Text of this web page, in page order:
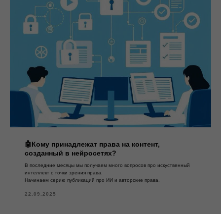
🤖Кому принадлежат права на контент,
созданный в нейросетях?
В последние месяцы мы получаем много вопросов про искуственный
интеллект с точки зрения права.
Начинаем серию публикаций про ИИ и авторские права.
22.09.2025